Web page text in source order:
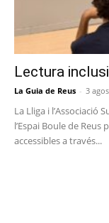
Lectura
La Guia de Reus - 3
La Lliga i l’Associació
l’Espai Boule de
accessibles a través...